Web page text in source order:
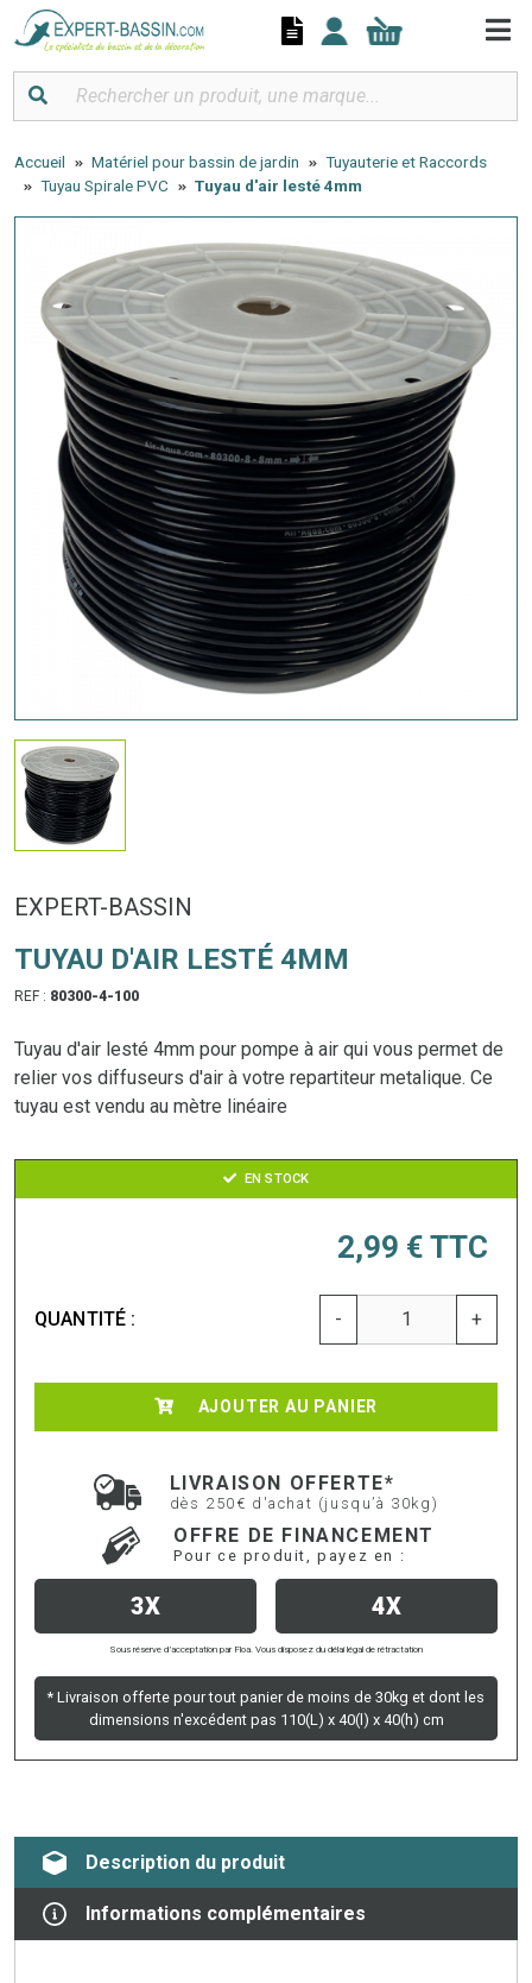
Accueil Matériel pour bassin de jardin
Tuyauterie et Raccords
Tuyau Spirale PVC
Tuyau d'air lesté 4mm
EXPERT-BASSIN
TUYAU D'AIR LESTÉ 4MM
REF : 80300-4-100
Tuyau d'air lesté 4mm pour pompe à air qui vous permet de
relier vos diffuseurs d'air à votre repartiteur metalique. Ce
tuyau est vendu au mètre linéaire
EN STOCK
2,99 € TTC
QUANTITÉ : - +
AJOUTER AU PANIER
LIVRAISON OFFERTE*
dès 250€ d'achat (jusqu’à 30kg)
OFFRE DE FINANCEMENT
Pour ce produit, payez en :
3X 4X
Sous réserve d’acceptation par Floa. Vous disposez du délai légal de rétractation
* Livraison offerte pour tout panier de moins de 30kg et dont les
dimensions n'excédent pas 110(L) x 40(l) x 40(h) cm
Description du produit
Informations complémentaires
Panneau de gestion des cookies